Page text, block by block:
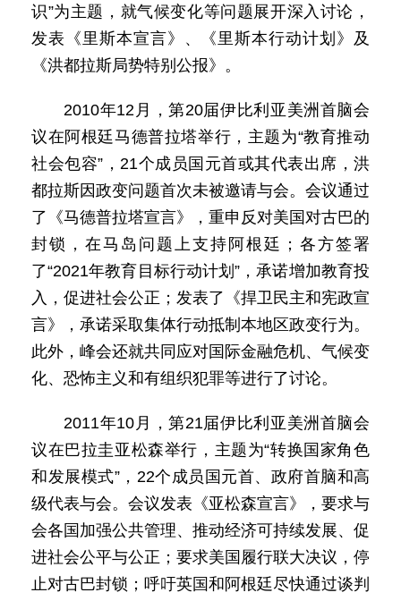
识”为主题，就气候变化等问题展开深入讨论，
发表《里斯本宣言》、《里斯本行动计划》及
《洪都拉斯局势特别公报》。
2010年12月，第20届伊比利亚美洲首脑会
议在阿根廷马德普拉塔举行，主题为“教育推动
社会包容”，21个成员国元首或其代表出席，洪
都拉斯因政变问题首次未被邀请与会。会议通过
了《马德普拉塔宣言》，重申反对美国对古巴的
封锁，在马岛问题上支持阿根廷；各方签署
了“2021年教育目标行动计划”，承诺增加教育投
入，促进社会公正；发表了《捍卫民主和宪政宣
言》，承诺采取集体行动抵制本地区政变行为。
此外，峰会还就共同应对国际金融危机、气候变
化、恐怖主义和有组织犯罪等进行了讨论。
2011年10月，第21届伊比利亚美洲首脑会
议在巴拉圭亚松森举行，主题为“转换国家角色
和发展模式”，22个成员国元首、政府首脑和高
级代表与会。会议发表《亚松森宣言》，要求与
会各国加强公共管理、推动经济可持续发展、促
进社会公平与公正；要求美国履行联大决议，停
止对古巴封锁；呼吁英国和阿根廷尽快通过谈判